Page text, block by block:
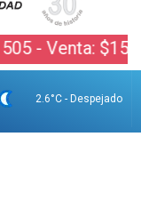
Venta: $1525 |
2.6°C - Despejado